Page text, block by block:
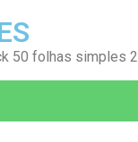
50 folhas simples